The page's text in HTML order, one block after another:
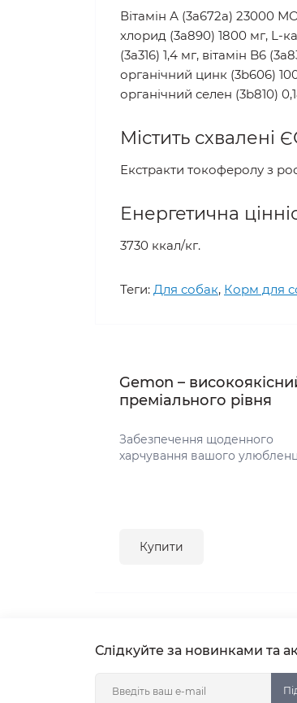
Вітамін А (3a672a) 23000
хлорид (3a890) 1800 мг, L-
(3a316) 1,4 мг, вітамін B6
органічний цинк (3b606)
органічний селен (3b810)
Містить схвалені
Екстракти токоферолу з
Енергетична
3730 ккал/кг.
Теги: Для собак, Корм для
Gemon –
преміального рівня
Забезпечення щоденного
харчування вашого
Купити
Слідкуйте за новинками та